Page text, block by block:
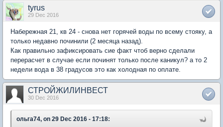
tyrus
29 Dec 2016
Набережная 21, кв 24 - снова нет горячей воды по всему стояку, а
только недавно починили (2 месяца назад).
Как правильно зафиксировать сие факт чтоб верно сделали
перерасчет в случае если починят только после каникул? а то 2
недели вода в 38 градусов это как холодная по оплате.
СТРОЙЖИЛИНВЕСТ
30 Dec 2016
ольга74, on 29 Dec 2016 - 17:18: